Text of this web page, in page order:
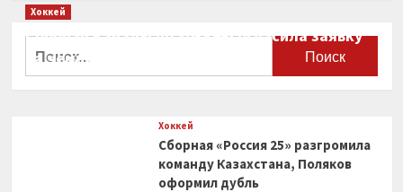
Хоккей
Сборная Канады по хоккею огласила заявку
на чемпионат мира
Хоккей
Сборная «Россия 25» разгромила
команду Казахстана, Поляков
оформил дубль